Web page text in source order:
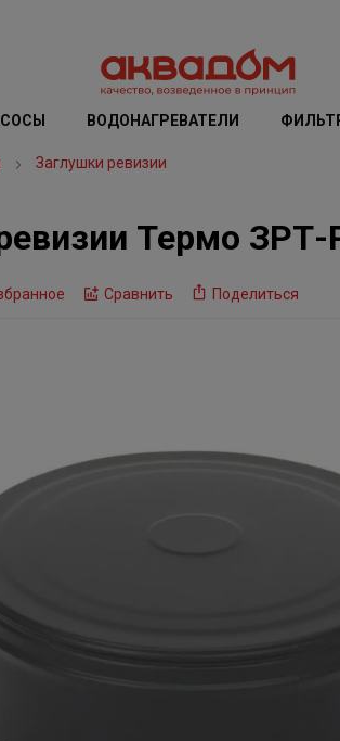
ВОДОНАГРЕВАТЕЛИ
Заглушки ревизии
Термо
Сравнить Поделиться